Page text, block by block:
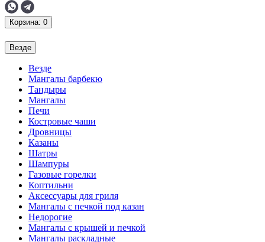
Корзина: 0
Везде
Везде
Мангалы барбекю
Тандыры
Мангалы
Печи
Костровые чаши
Дровницы
Казаны
Шатры
Шампуры
Газовые горелки
Коптильни
Аксессуары для гриля
Мангалы с печкой под казан
Недорогие
Мангалы с крышей и печкой
Мангалы раскладные